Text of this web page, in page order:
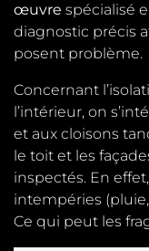
œuvre spécialisé
diagnostic précis
posent problème.
Concernant
l’intérieur, on
et aux cloisons
le toit et les
inspectés. En
intempéries
Ce qui peut les